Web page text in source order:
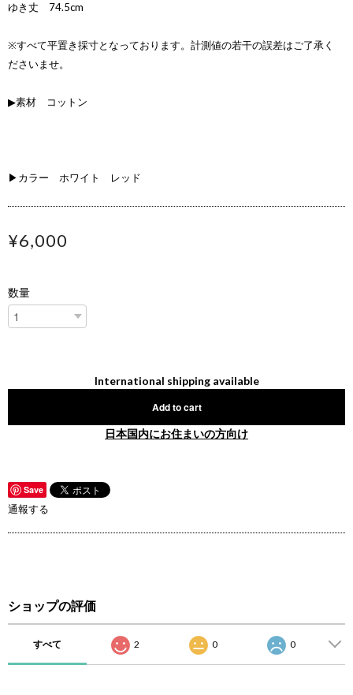
ゆき丈 74.5cm
※すべて平置き採寸となっております。計測値の若干の誤差はご了承く
ださいませ。
▶素材 コットン
▶カラー ホワイト レッド
¥6,000
数量
International shipping available
Add to cart
日本国内にお住まいの方向け
Save
通報する
ショップの評価
すべて 2 0 0